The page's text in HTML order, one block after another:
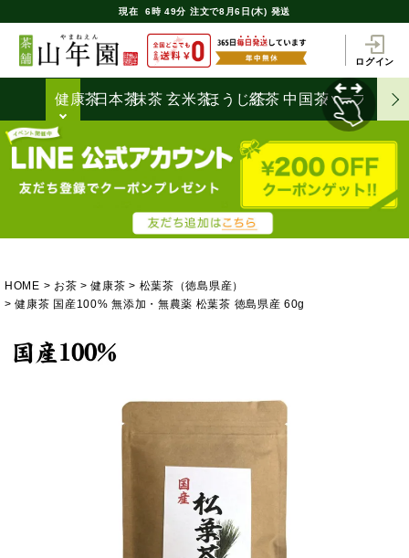
現在 6時 49分 注文で8月6日(木) 発送
ログイン
健康茶日本茶抹茶 玄米茶ほうじ茶
紅茶 中国茶ハーブティ
HOME お茶 健康茶
松葉茶（徳島県産）
健康茶 国産100% 無添加・無農薬 松葉茶 徳島県産 60g